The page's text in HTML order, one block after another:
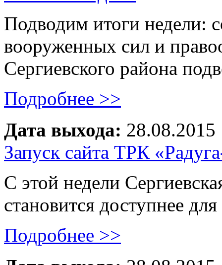
Подводим итоги недели:
вооруженных сил и
Сергиевского района
Подробнее >>
Дата выхода: 28.08.2015
Запуск сайта ТРК
С этой недели
становится доступнее
Подробнее >>